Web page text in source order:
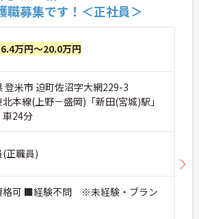
職募集です！＜正社員＞
万円～20.0万円
登米市 迫町佐沼字大網229-3
北本線(上野－盛岡)「新田(宮城)駅」
車24分
(正職員)
可 ■経験不問 ※未経験・ブラン